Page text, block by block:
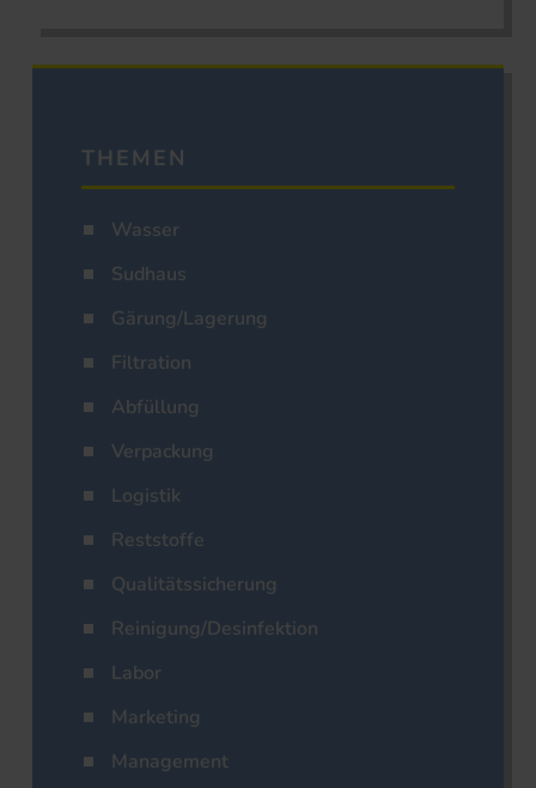
THEMEN
Wasser
Sudhaus
Gärung/Lagerung
Filtration
Abfüllung
Verpackung
Logistik
Reststoffe
Qualitätssicherung
Reinigung/Desinfektion
Labor
Marketing
Management